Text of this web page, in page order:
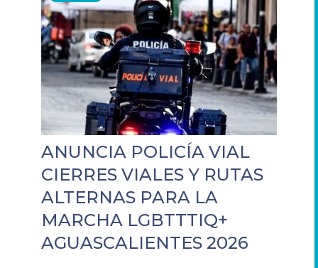
ANUNCIA POLICÍA VIAL
CIERRES VIALES Y RUTAS
ALTERNAS PARA LA
MARCHA LGBTTTIQ+
AGUASCALIENTES 2026